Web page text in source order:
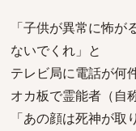
「子供が異常に怖
ないでくれ」と
テレビ局に電話が何
オカ板で霊能者（自
「あの顔は死神が